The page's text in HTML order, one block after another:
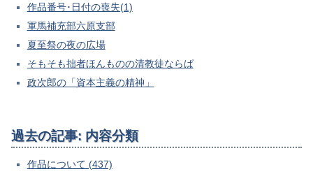
作品番号･日付の喪失(1)
軍馬補充部六原支部
夏至祭の夜の広場
そもそも拙者ほんものの清教徒ならば
政次郎の「資本主義の精神」
過去の記事: 内容分類
作品について (437)